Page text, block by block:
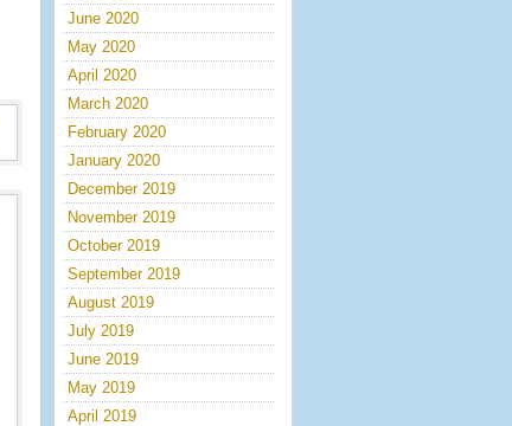
June 2020
May 2020
April 2020
March 2020
February 2020
January 2020
December 2019
November 2019
October 2019
September 2019
August 2019
July 2019
June 2019
May 2019
April 2019